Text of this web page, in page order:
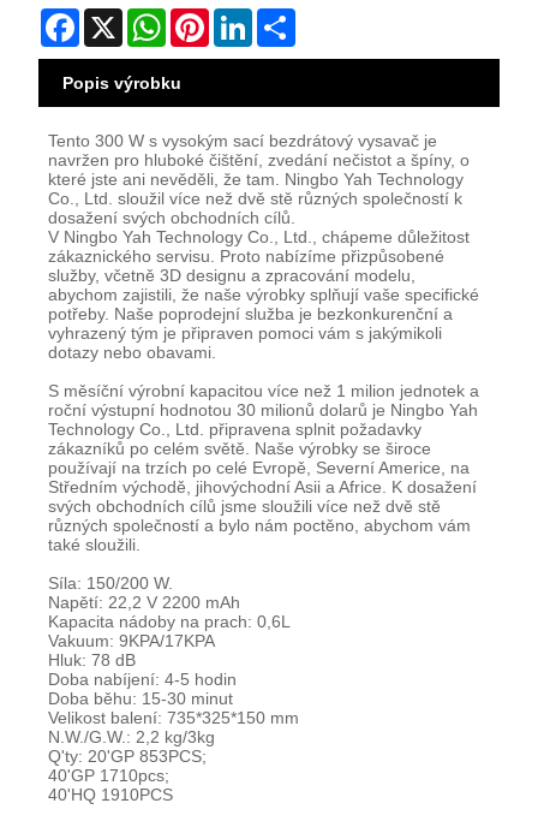
Facebook
X WhatsApp
PinterestLinkedIn
Popis výrobku
Tento 300 W s vysokým sací bezdrátový vysavač je
navržen pro hluboké čištění, zvedání nečistot a špíny, o
které jste ani nevěděli, že tam. Ningbo Yah Technology
Co., Ltd. sloužil více než dvě stě různých společností k
dosažení svých obchodních cílů.
V Ningbo Yah Technology Co., Ltd., chápeme důležitost
zákaznického servisu. Proto nabízíme přizpůsobené
služby, včetně 3D designu a zpracování modelu,
abychom zajistili, že naše výrobky splňují vaše specifické
potřeby. Naše poprodejní služba je bezkonkurenční a
vyhrazený tým je připraven pomoci vám s jakýmikoli
dotazy nebo obavami.
S měsíční výrobní kapacitou více než 1 milion jednotek a
roční výstupní hodnotou 30 milionů dolarů je Ningbo Yah
Technology Co., Ltd. připravena splnit požadavky
zákazníků po celém světě. Naše výrobky se široce
používají na trzích po celé Evropě, Severní Americe, na
Středním východě, jihovýchodní Asii a Africe. K dosažení
svých obchodních cílů jsme sloužili více než dvě stě
různých společností a bylo nám poctěno, abychom vám
také sloužili.
Síla: 150/200 W.
Napětí: 22,2 V 2200 mAh
Kapacita nádoby na prach: 0,6L
Vakuum: 9KPA/17KPA
Hluk: 78 dB
Doba nabíjení: 4-5 hodin
Doba běhu: 15-30 minut
Velikost balení: 735*325*150 mm
N.W./G.W.: 2,2 kg/3kg
Q'ty: 20'GP 853PCS;
40'GP 1710pcs;
40'HQ 1910PCS